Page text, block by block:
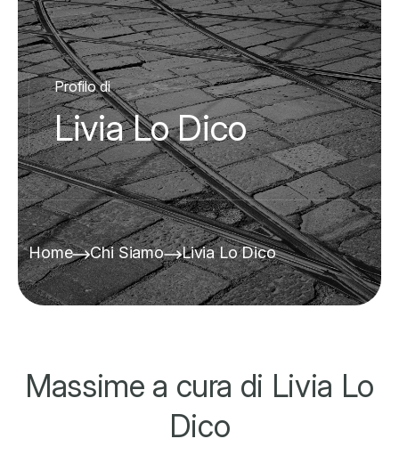
Profilo di
Livia Lo Dico
Home Chi Siamo Livia Lo Dico
Massime a cura di Livia Lo
Dico